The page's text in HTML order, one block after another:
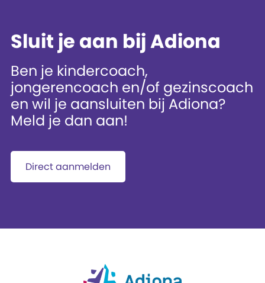
Sluit je aan bij Adiona
Ben je kindercoach,
jongerencoach en/of gezinscoach
en wil je aansluiten bij Adiona?
Meld je dan aan!
Direct aanmelden